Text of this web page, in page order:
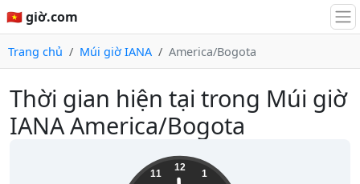
🇻🇳 giờ.com
Trang chủ Múi giờ IANA America/Bogota
Thời gian hiện tại trong Múi giờ
IANA America/Bogota
12
1
11